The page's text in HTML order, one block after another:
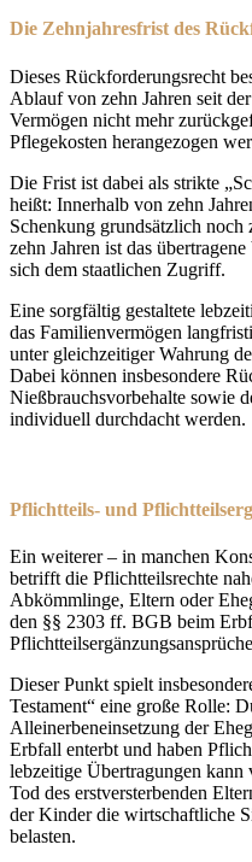
Die Zehnjahresfrist des
Dieses Rückforderungsrecht
Ablauf von zehn Jahren seit
Vermögen nicht mehr
Pflegekosten herangezogen
Die Frist ist dabei als strikte
heißt: Innerhalb von zehn
Schenkung grundsätzlich
zehn Jahren ist das
sich dem staatlichen Zugriff.
Eine sorgfältig gestaltete
das Familienvermögen
unter gleichzeitiger Wahrung
Dabei können insbesondere
Nießbrauchsvorbehalte sowie
individuell durchdacht werden.
Pflichtteils- und
Ein weiterer – in manchen
betrifft die Pflichtteilsrechte
Abkömmlinge, Eltern oder
den §§ 2303 ff. BGB beim
Dieser Punkt spielt
Testament“ eine große Rolle:
Alleinerbeneinsetzung der
Erbfall enterbt und haben
lebzeitige Übertragungen kann
Tod des erstversterbenden
der Kinder die wirtschaftliche
belasten.